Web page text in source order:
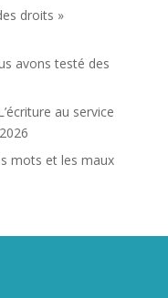
droits »
avons testé des
au service
mots et les maux